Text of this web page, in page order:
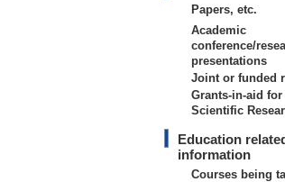
Papers, etc.
Academic
conference/
presentations
Joint or funded
Grants-in-aid for
Scientific
Education
information
Courses being